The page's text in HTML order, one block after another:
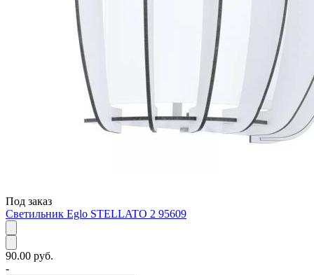
Под заказ
Светильник Eglo STELLATO 2 95609
90.00 руб.
-